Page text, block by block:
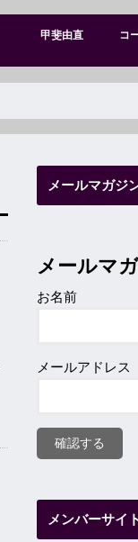
甲斐由直 コ
特
シ
メールマガジ
メールマ
お名前
メールアドレス
メンバーサイト